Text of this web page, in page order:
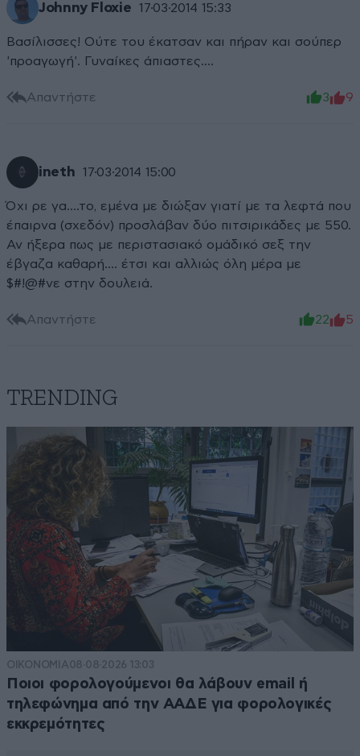
Johnny Floxie 17·03·2014 15:33
Βασίλισσες! Ούτε του έκατσαν και πήραν και σούπερ
'προαγωγή'. Γυναίκες άπιαστες....
Απαντήστε 3 9
ineth 17·03·2014 15:00
Όχι ρε γα....το, εμένα με διώξαν γιατί με τα λεφτά που
έπαιρνα (σχεδόν) προσλάβαν δύο πιτσιρικάδες με 550.
Αν ήξερα πως με περιστασιακό ομάδικό σεξ την
έβγαζα καθαρή.... έτσι και αλλιώς όλη μέρα με
$#!@#νε στην δουλειά.
Απαντήστε 22 5
TRENDING
ΟΙΚΟΝΟΜΙΑ08·08·2026 13:03
Ποιοι φορολογούμενοι θα λάβουν email ή
τηλεφώνημα από την ΑΑΔΕ για φορολογικές
εκκρεμότητες